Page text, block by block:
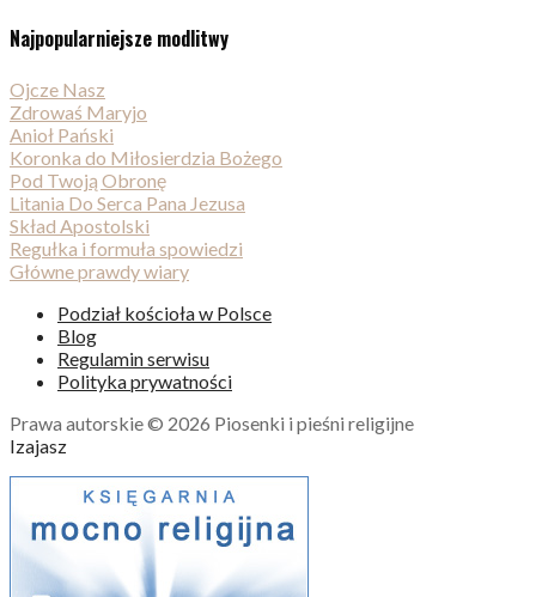
Najpopularniejsze modlitwy
Ojcze Nasz
Zdrowaś Maryjo
Anioł Pański
Koronka do Miłosierdzia Bożego
Pod Twoją Obronę
Litania Do Serca Pana Jezusa
Skład Apostolski
Regułka i formuła spowiedzi
Główne prawdy wiary
Podział kościoła w Polsce
Blog
Regulamin serwisu
Polityka prywatności
Prawa autorskie © 2026 Piosenki i pieśni religijne
Izajasz